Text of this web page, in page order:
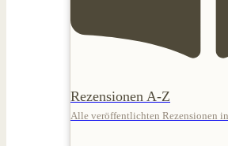
Rezensionen A-Z
Alle veröffentlichten Rezensionen